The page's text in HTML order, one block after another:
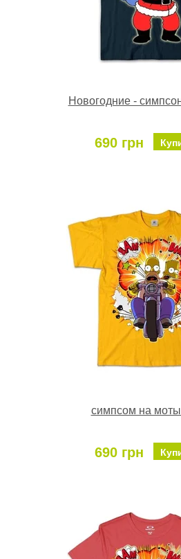
Новогодние -
690 грн
симпсом на
690 грн